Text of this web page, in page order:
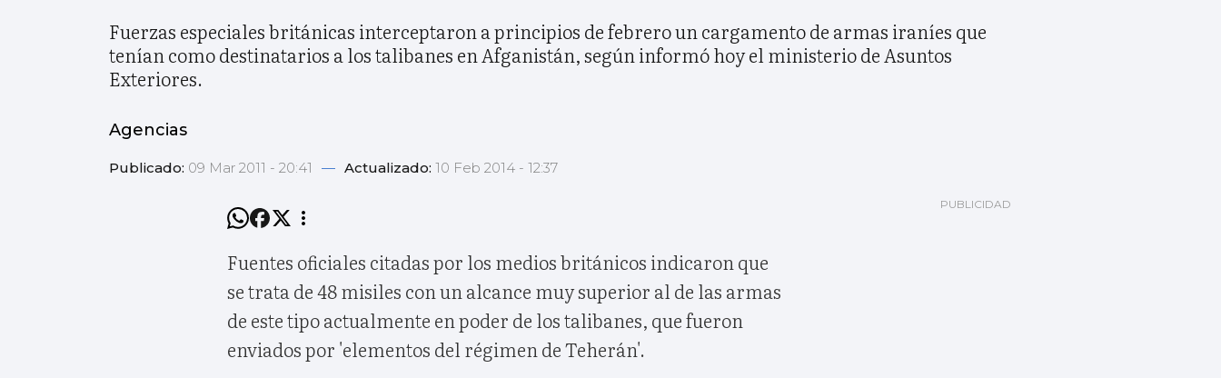
Fuerzas especiales británicas interceptaron a principios de febrero un cargamento de armas iraníes que
tenían como destinatarios a los talibanes en Afganistán, según informó hoy el ministerio de Asuntos
Exteriores.
Agencias
Publicado: 09 Mar 2011 - 20:41 — Actualizado: 10 Feb 2014 - 12:37
Fuentes oficiales citadas por los medios británicos indicaron que
se trata de 48 misiles con un alcance muy superior al de las armas
de este tipo actualmente en poder de los talibanes, que fueron
enviados por 'elementos del régimen de Teherán'.